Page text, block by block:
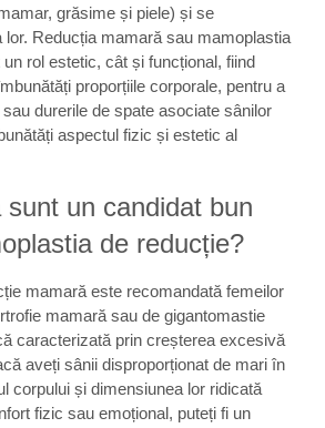
grăsime și piele) și se
lor. Reducția mamară sau mamoplastia
rol estetic, cât și funcțional, fiind
proporțiile corporale, pentru a
durerile de spate asociate sânilor
aspectul fizic și estetic al
un candidat bun
de reducție?
mamară este recomandată femeilor
mamară sau de gigantomastie
caracterizată prin creșterea excesivă
aveți sânii disproporționat de mari în
corpului și dimensiunea lor ridicată
fizic sau emoțional, puteți fi un